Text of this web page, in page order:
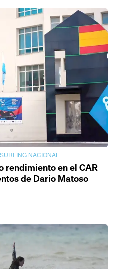
SURFING NACIONAL
rendimiento en el CAR
de Dario Matoso